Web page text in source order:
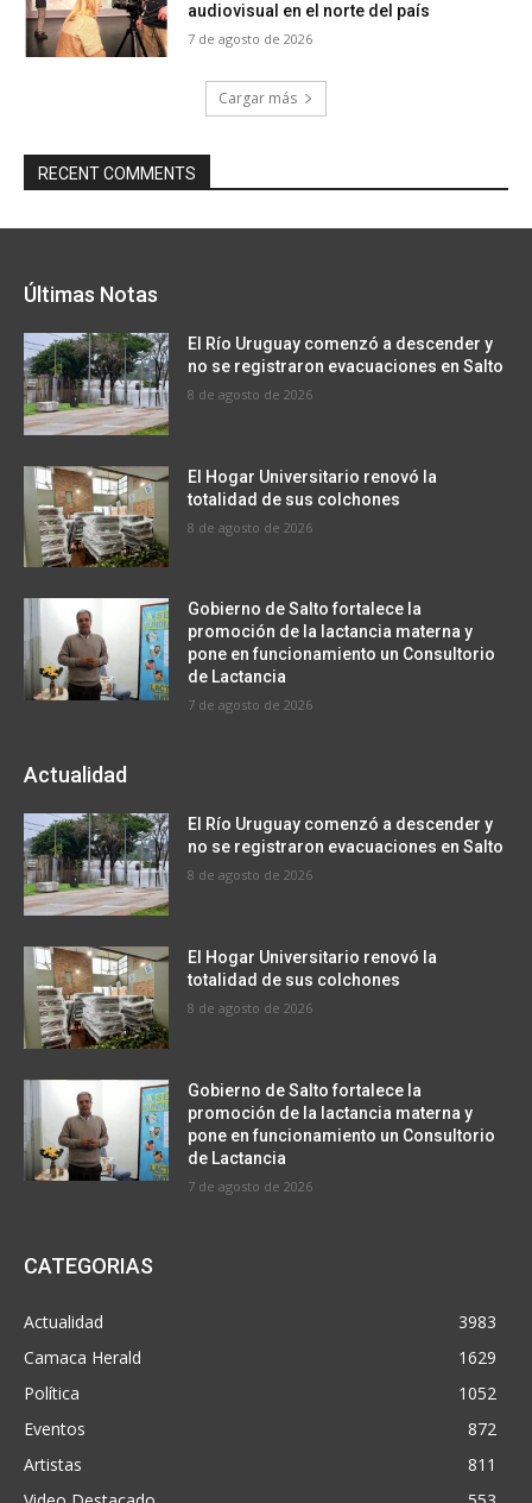
audiovisual en el norte del país
7 de agosto de 2026
Cargar más
RECENT COMMENTS
Últimas Notas
El Río Uruguay comenzó a descender y
no se registraron evacuaciones en Salto
8 de agosto de 2026
El Hogar Universitario renovó la
totalidad de sus colchones
8 de agosto de 2026
Gobierno de Salto fortalece la
promoción de la lactancia materna y
pone en funcionamiento un Consultorio
de Lactancia
7 de agosto de 2026
Actualidad
El Río Uruguay comenzó a descender y
no se registraron evacuaciones en Salto
8 de agosto de 2026
El Hogar Universitario renovó la
totalidad de sus colchones
8 de agosto de 2026
Gobierno de Salto fortalece la
promoción de la lactancia materna y
pone en funcionamiento un Consultorio
de Lactancia
7 de agosto de 2026
CATEGORIAS
Actualidad
3983
Camaca Herald
1629
Política
1052
Eventos
872
Artistas
811